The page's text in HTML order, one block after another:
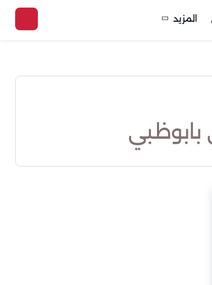
المزيد
بابوظبي